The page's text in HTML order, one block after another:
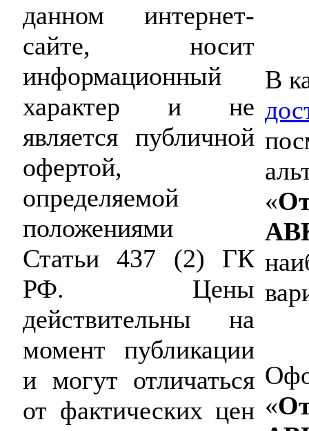
данном интернет-
сайте, носит
информационный
характер и не
является публичной
офертой,
определяемой
положениями
Статьи 437 (2) ГК
РФ. Цены
действительны на
момент публикации
и могут отличаться
от фактических цен
В
«
«